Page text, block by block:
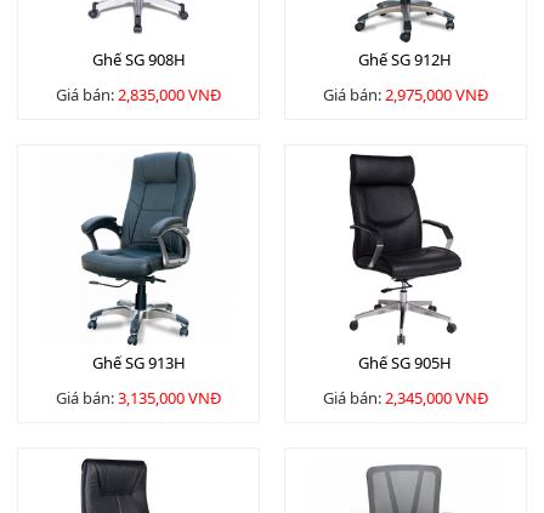
Ghế SG 908H
Giá bán:2,835,000 VNĐ
Ghế SG 912H
Giá bán:2,975,000 VNĐ
Ghế SG 913H
Giá bán:3,135,000 VNĐ
Ghế SG 905H
Giá bán:2,345,000 VNĐ